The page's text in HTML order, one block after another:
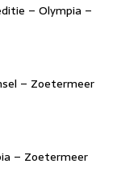
– Olympia –
– Zoetermeer
– Zoetermeer